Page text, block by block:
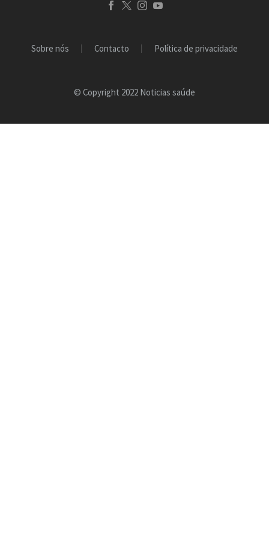
Sobre nós Contacto Política de privacidade
© Copyright 2022 Noticias saúde